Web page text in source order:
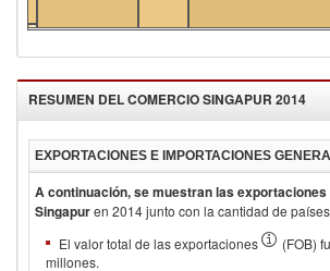
Minerales
RESUMEN DEL COMERCIOSINGAPUR 2014
EXPORTACIONES E IMPORTACIONES
A continuación, se muestran las
Singapuren 2014junto con la cantidad de
El valor total de las exportaciones
(FOB)
millones.